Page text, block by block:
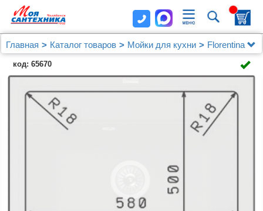
Главная Каталог товаров Мойки для кухни
Florentina
Мойка кухонная Florentina Липси 600 антрацит
код: 65670